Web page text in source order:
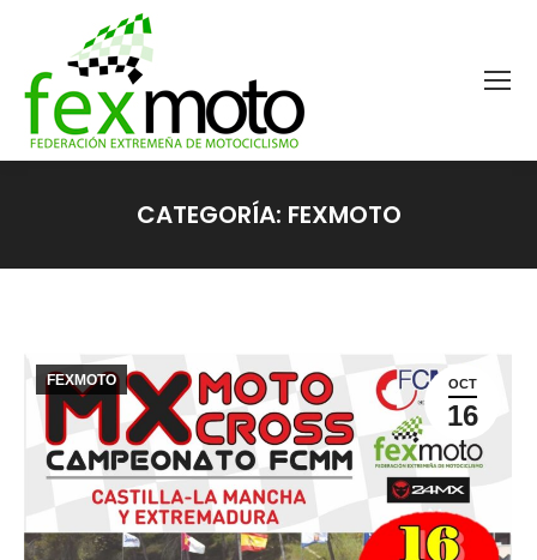
CATEGORÍA: FEXMOTO
OCT
16
FEXMOTO